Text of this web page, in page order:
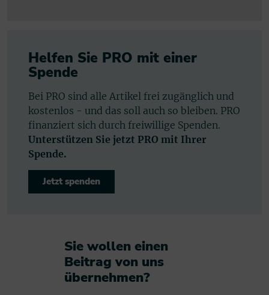
Helfen Sie PRO mit einer
Spende
Bei PRO sind alle Artikel frei zugänglich und
kostenlos - und das soll auch so bleiben. PRO
finanziert sich durch freiwillige Spenden.
Unterstützen Sie jetzt PRO mit Ihrer
Spende.
Jetzt spenden
Sie wollen einen
Beitrag von uns
übernehmen?​